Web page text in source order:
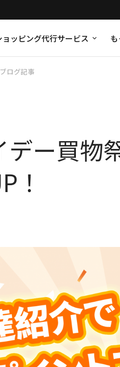
ョッピング代行サービス
ブログ記事
デー買
！